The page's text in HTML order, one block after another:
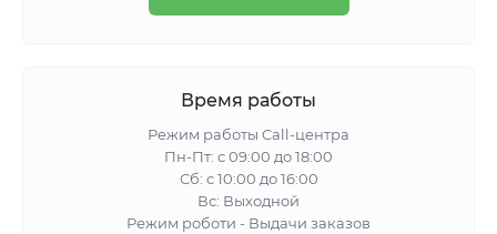
Время работы
Режим работы Call-центра
Пн-Пт: с 09:00 до 18:00
Сб: с 10:00 до 16:00
Вс: Выходной
Режим роботи - Выдачи заказов